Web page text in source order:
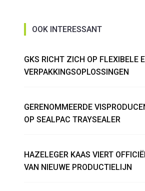
OOK INTERESSANT
GKS RICHT ZICH OP FLEXIBELE
VERPAKKINGSOPLOSSINGEN
GERENOMMEERDE
OP SEALPAC TRAYSEALER
HAZELEGER KAAS VIERT
VAN NIEUWE PRODUCTIELIJN